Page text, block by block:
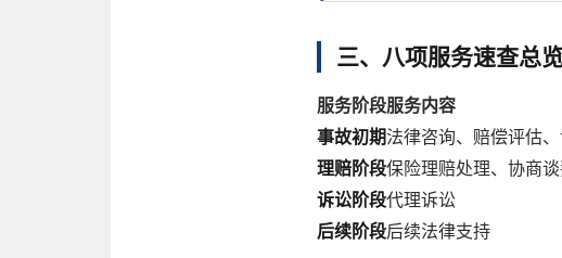
三、八项服务速查总
服务阶段服务内容
事故初期法律咨询、赔偿评估
理赔阶段保险理赔处理、协商
诉讼阶段代理诉讼
后续阶段后续法律支持